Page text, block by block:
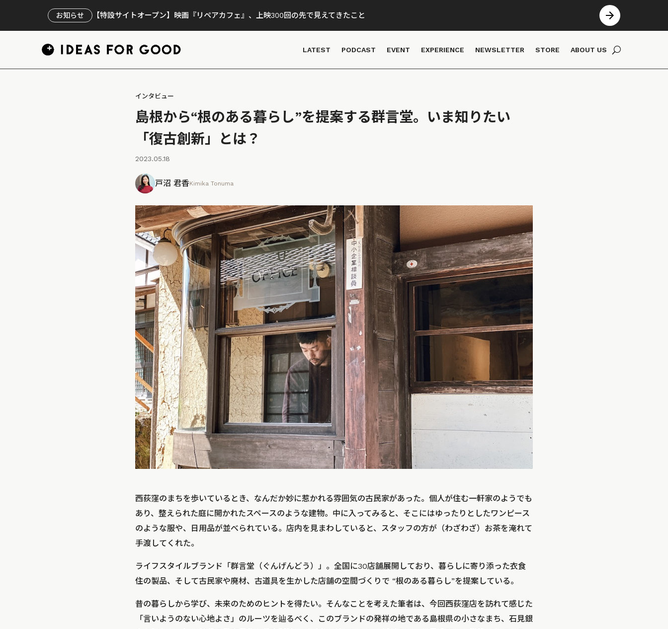
お知らせ 【特設サイトオープン】映画『リペアカフェ』、上映300回の先で見えてきたこと
LATEST PODCAST EVENT EXPERIENCE NEWSLETTER STORE ABOUT US
インタビュー
島根から“根のある暮らし”を提案する群言堂。いま知りたい
「復古創新」とは？
2023.05.18
戸沼 君香Kimika Tonuma
西荻窪のまちを歩いているとき、なんだか妙に惹かれる雰囲気の古民家があった。個人が住む一軒家のようでも
あり、整えられた庭に開かれたスペースのような建物。中に入ってみると、そこにはゆったりとしたワンピース
のような服や、日用品が並べられている。店内を見まわしていると、スタッフの方が（わざわざ）お茶を淹れて
手渡してくれた。
ライフスタイルブランド「群言堂（ぐんげんどう）」。全国に30店舗展開しており、暮らしに寄り添った衣食
住の製品、そして古民家や廃材、古道具を生かした店舗の空間づくりで “根のある暮らし”を提案している。
昔の暮らしから学び、未来のためのヒントを得たい。そんなことを考えた筆者は、今回西荻窪店を訪れて感じた
「言いようのない心地よさ」のルーツを辿るべく、このブランドの発祥の地である島根県の小さなまち、石見銀